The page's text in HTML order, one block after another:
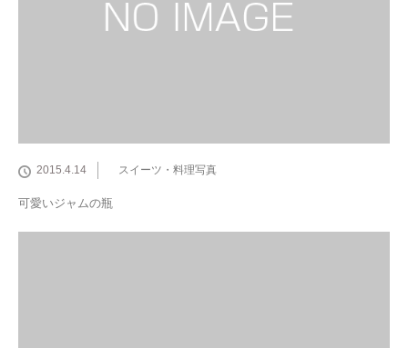
2015.4.14 スイーツ・料理写真
可愛いジャムの瓶